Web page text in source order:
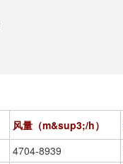
风量（m&sup3;/h）
4704-8939